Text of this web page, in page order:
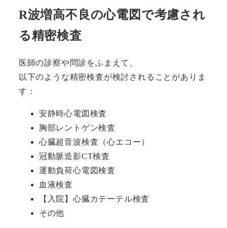
R波増高不良の心電図で考慮され
る精密検査
医師の診察や問診をふまえて、
以下のような精密検査が検討されることがありま
す：
安静時心電図検査
胸部レントゲン検査
心臓超音波検査（心エコー）
冠動脈造影CT検査
運動負荷心電図検査
血液検査
【入院】心臓カテーテル検査
その他